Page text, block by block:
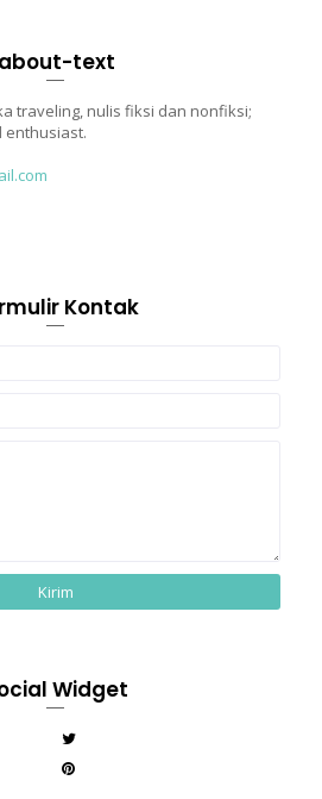
about-text
traveling, nulis fiksi dan nonfiksi;
enthusiast.
Kontak
Widget